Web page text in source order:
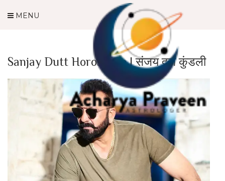
MENU
Sanjay Dutt Horoscope | संजय दत्त कुंडली